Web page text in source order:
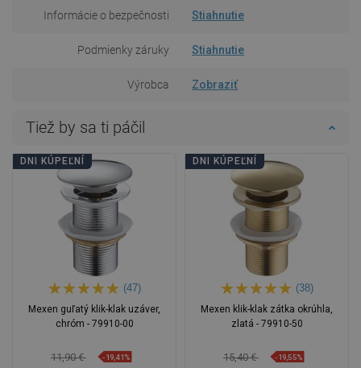
Informácie o bezpečnosti Stiahnutie
Podmienky záruky Stiahnutie
Výrobca Zobraziť
Tiež by sa ti páčil
DNI KÚPEĽNÍ
(47)
Mexen guľatý klik-klak uzáver,
chróm - 79910-00
11,90 € -19,41%
DNI KÚPEĽNÍ
(38)
Mexen klik-klak zátka okrúhla,
zlatá - 79910-50
15,40 € -19,55%